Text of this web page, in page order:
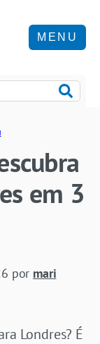
MENU
em 3
por mari
Londres? É